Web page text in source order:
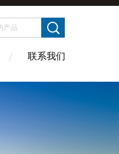
联系我们